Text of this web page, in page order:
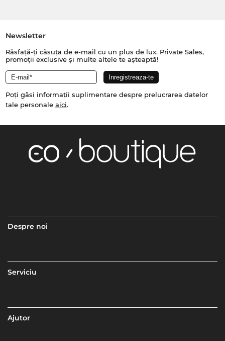
Newsletter
Răsfață-ți căsuța de e-mail cu un plus de lux. Private Sales,
promoții exclusive și multe altele te așteaptă!
Poți găsi informații suplimentare despre prelucrarea datelor
tale personale aici.
Despre noi
Serviciu
Ajutor